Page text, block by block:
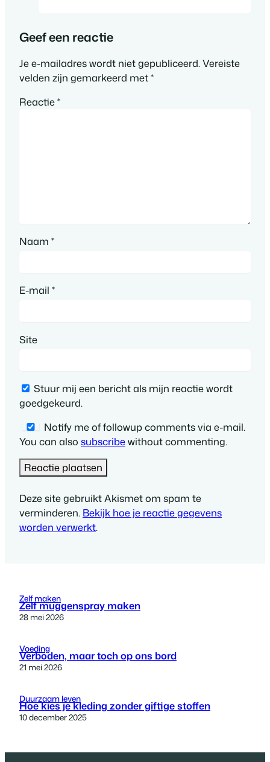
Geef een reactie
Je e-mailadres wordt niet gepubliceerd.Vereiste
velden zijn gemarkeerd met*
Reactie*
Naam *
E-mail *
Site
Stuur mij een bericht als mijn reactie wordt
goedgekeurd.
Notify me of followup comments via e-mail.
You can also subscribewithout commenting.
Deze site gebruikt Akismet om spam te
verminderen. Bekijk hoe je reactie gegevens
worden verwerkt.
Zelf maken
Zelf muggenspray maken
28 mei 2026
Voeding
Verboden, maar toch op ons bord
21 mei 2026
Duurzaam leven
Hoe kies je kleding zonder giftige stoffen
10 december 2025